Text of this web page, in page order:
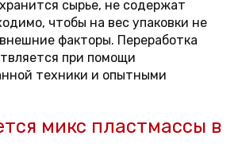
сырье, не содержат
чтобы на вес упаковки не
факторы. Переработка
при помощи
техники и опытными
микс пластмассы в